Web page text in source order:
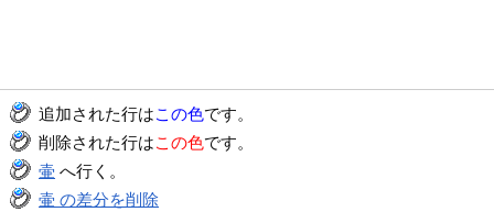
追加された行はこの色です。
削除された行はこの色です。
壷 へ行く。
壷 の差分を削除